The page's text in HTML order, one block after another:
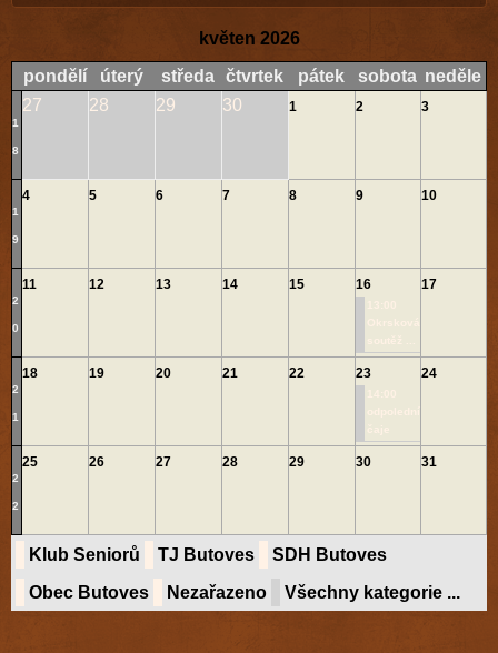
květen 2026
pondělí
úterý středa čtvrtek pátek sobota neděle
1
8
27 28 29 30 1 2 3
1
9
4 5 6 7 8 9 10
2
0
11 12 13 14 15 16 17
2
1
18 19 20 21 22 23 24
2
2
25 26 27 28 29 30 31
Klub Seniorů TJ Butoves
SDH Butoves
Obec Butoves
Nezařazeno Všechny kategorie ...